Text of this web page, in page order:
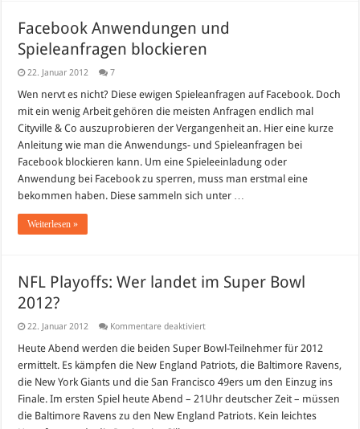
Facebook Anwendungen und
Spieleanfragen blockieren
22. Januar 2012 7
Wen nervt es nicht? Diese ewigen Spieleanfragen auf Facebook. Doch
mit ein wenig Arbeit gehören die meisten Anfragen endlich mal
Cityville & Co auszuprobieren der Vergangenheit an. Hier eine kurze
Anleitung wie man die Anwendungs- und Spieleanfragen bei
Facebook blockieren kann. Um eine Spieleeinladung oder
Anwendung bei Facebook zu sperren, muss man erstmal eine
bekommen haben. Diese sammeln sich unter …
Weiterlesen »
NFL Playoffs: Wer landet im Super Bowl
2012?
22. Januar 2012 Kommentare deaktiviertfür
Playoffs:
landet
im
Super
Bowl
2012?
Heute Abend werden die beiden Super Bowl-Teilnehmer für 2012
ermittelt. Es kämpfen die New England Patriots, die Baltimore Ravens,
die New York Giants und die San Francisco 49ers um den Einzug ins
Finale. Im ersten Spiel heute Abend – 21Uhr deutscher Zeit – müssen
die Baltimore Ravens zu den New England Patriots. Kein leichtes